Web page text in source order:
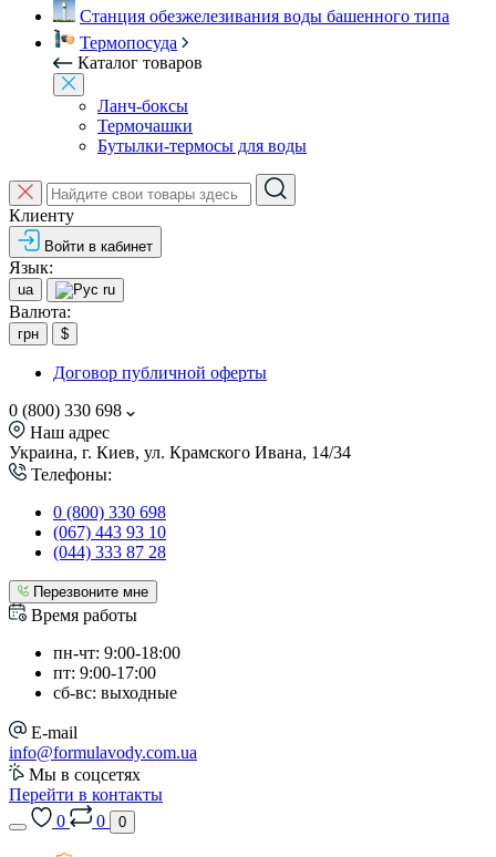
Станция обезжелезивания воды башенного типа
Термопосуда
Каталог товаров
Ланч-боксы
Термочашки
Бутылки-термосы для воды
Клиенту
Войти в кабинет
Язык:
ua ru
Валюта:
грн $
Договор публичной оферты
0 (800) 330 698
Наш адрес
Украина, г. Киев, ул. Крамского Ивана, 14/34
Телефоны:
0 (800) 330 698
(067) 443 93 10
(044) 333 87 28
Перезвоните мне
Время работы
пн-чт: 9:00-18:00
пт: 9:00-17:00
сб-вс: выходные
E-mail
info@formulavody.com.ua
Мы в соцсетях
Перейти в контакты
0
0 0